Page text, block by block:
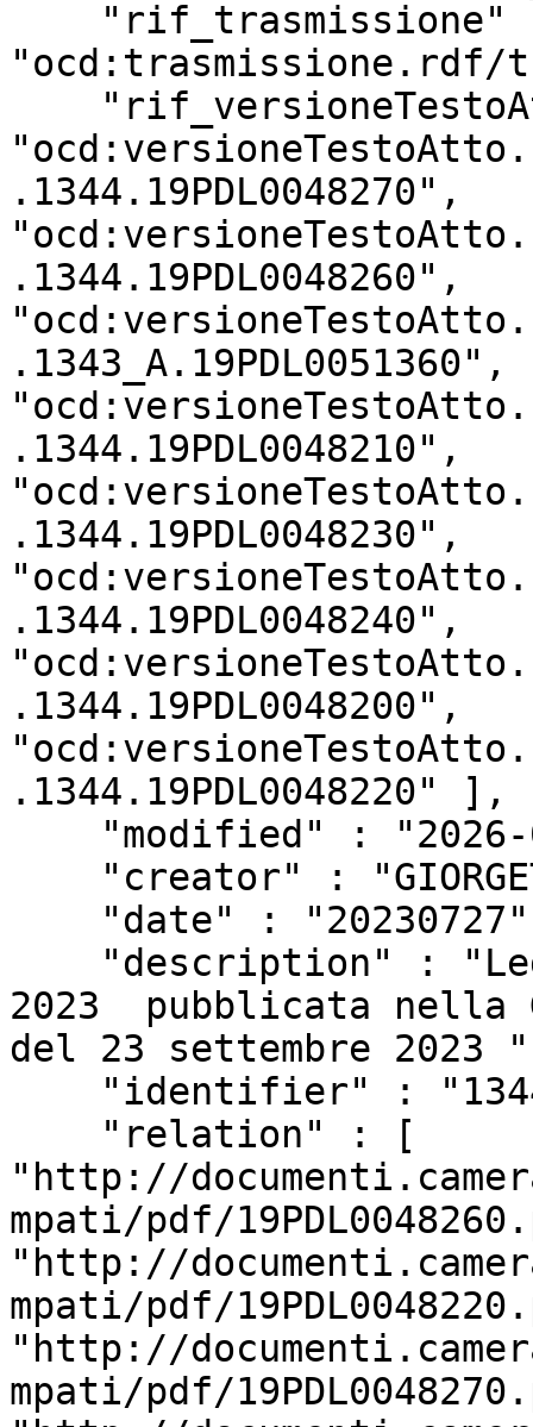
"ocd:trasmissione.rdf/
.1344.19PDL0048270",
.1344.19PDL0048260",
.1343_A.19PDL0051360",
.1344.19PDL0048210",
.1344.19PDL0048230",
.1344.19PDL0048240",
.1344.19PDL0048200",
.1344.19PDL0048220" ],
2023  pubblicata
del 23 settembre 2023
"http://
mpati/pdf/
"http://
mpati/pdf/
"http://
mpati/pdf/